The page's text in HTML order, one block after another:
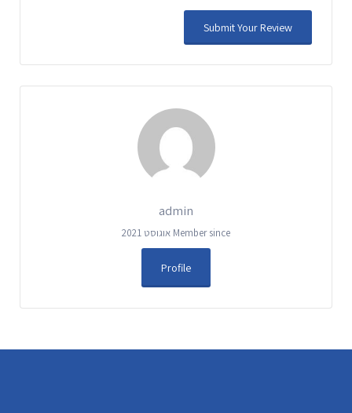
admin
Member since אוגוסט 2021
Profile